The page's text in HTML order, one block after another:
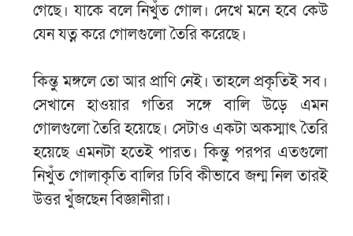
গেছে। যাকে বলে নিখুঁত গোল। দেখে মনে হবে কেউ
যেন যত্ন করে গোলগুলো তৈরি করেছে।
কিন্তু মঙ্গলে তো আর প্রাণি নেই। তাহলে প্রকৃতিই সব।
সেখানে হাওয়ার গতির সঙ্গে বালি উড়ে এমন
গোলগুলো তৈরি হয়েছে। সেটাও একটা অকস্মাৎ তৈরি
হয়েছে এমনটা হতেই পারত। কিন্তু পরপর এতগুলো
নিখুঁত গোলাকৃতি বালির ঢিবি কীভাবে জন্ম নিল তারই
উত্তর খুঁজছেন বিজ্ঞানীরা।